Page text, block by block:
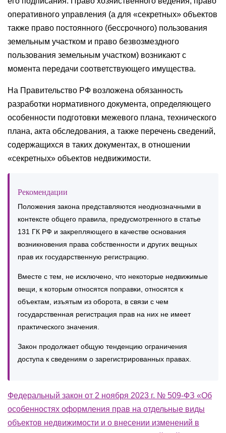
оперативного управления (а для «секретных» объектов
также право постоянного (бессрочного) пользования
земельным участком и право безвозмездного
пользования земельным участком) возникают с
момента передачи соответствующего имущества.
На Правительство РФ возложена обязанность
разработки нормативного документа, определяющего
особенности подготовки межевого плана, технического
плана, акта обследования, а также перечень сведений,
содержащихся в таких документах, в отношении
«секретных» объектов недвижимости.
Рекомендации
Положения закона представляются неоднозначными в
контексте общего правила, предусмотренного в статье
131 ГК РФ и закрепляющего в качестве основания
возникновения права собственности и других вещных
прав их государственную регистрацию.
Вместе с тем, не исключено, что некоторые недвижимые
вещи, к которым относятся поправки, относятся к
объектам, изъятым из оборота, в связи с чем
государственная регистрация прав на них не имеет
практического значения.
Закон продолжает общую тенденцию ограничения
доступа к сведениям о зарегистрированных правах.
Федеральный закон от 2 ноября 2023 г. № 509-ФЗ «Об
особенностях оформления прав на отдельные виды
объектов недвижимости и о внесении изменений в